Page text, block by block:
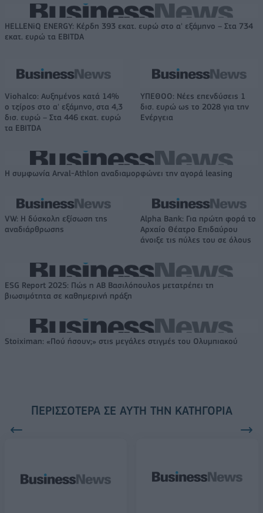
HELLENiQ ENERGY: Κέρδη 393 εκατ. ευρώ στο α' εξάμηνο – Στα 734
εκατ. ευρώ τα EBITDA
Viohalco: Αυξημένος κατά 14%
ο τζίρος στο α' εξάμηνο, στα 4,3
δισ. ευρώ – Στα 446 εκατ. ευρώ
τα EBITDA
ΥΠΕΘΟΟ: Νέες επενδύσεις 1
δισ. ευρώ ως το 2028 για την
Ενέργεια
Η συμφωνία Arval-Athlon αναδιαμορφώνει την αγορά leasing
VW: Η δύσκολη εξίσωση της
αναδιάρθρωσης
Alpha Bank: Για πρώτη φορά το
Αρχαίο Θέατρο Επιδαύρου
άνοιξε τις πύλες του σε όλους
ESG Report 2025: Πώς η ΑΒ Βασιλόπουλος μετατρέπει τη
βιωσιμότητα σε καθημερινή πράξη
Stoiximan: «Πού ήσουν;» στις μεγάλες στιγμές του Ολυμπιακού
ΠΕΡΙΣΣΌΤΕΡΑ ΣΕ ΑΥΤΉ ΤΗΝ ΚΑΤΗΓΟΡΊΑ